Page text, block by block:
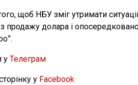
щоб НБУ зміг утримати
з продажу долара і
у Телеграм
у Facebook